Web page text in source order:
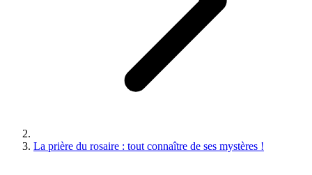
La prière du rosaire : tout connaître de ses mystères !